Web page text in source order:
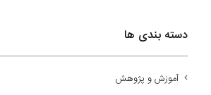
دسته بندی ها
آموزش و پژوهش